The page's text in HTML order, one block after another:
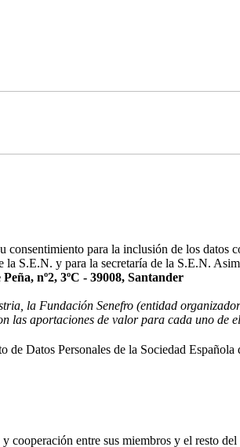
consentimiento para la inclusión de los
S.E.N. y para la secretaría de la S.E.N.
Peña, nº2, 3ºC - 39008, Santander
la Fundación Senefro (entidad
las aportaciones de valor para cada uno de
de Datos Personales de la Sociedad
cooperación entre sus miembros y el resto